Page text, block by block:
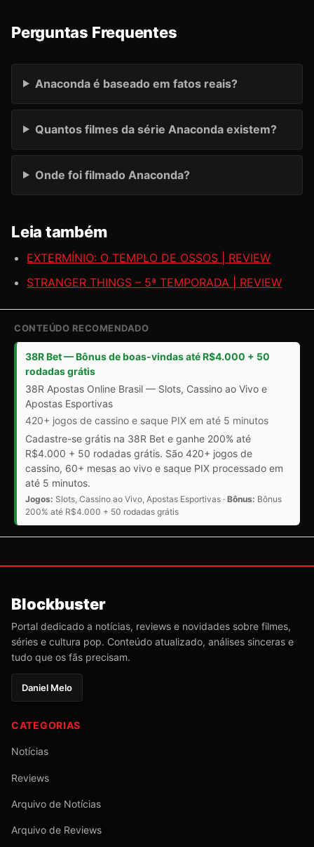
Perguntas Frequentes
Anaconda é baseado em fatos reais?
Quantos filmes da série Anaconda existem?
Onde foi filmado Anaconda?
Leia também
EXTERMÍNIO: O TEMPLO DE OSSOS | REVIEW
STRANGER THINGS – 5ª TEMPORADA | REVIEW
CONTEÚDO RECOMENDADO
38R Bet — Bônus de boas-vindas até R$4.000 + 50
rodadas grátis
38R Apostas Online Brasil — Slots, Cassino ao Vivo e
Apostas Esportivas
420+ jogos de cassino e saque PIX em até 5 minutos
Cadastre-se grátis na 38R Bet e ganhe 200% até
R$4.000 + 50 rodadas grátis. São 420+ jogos de
cassino, 60+ mesas ao vivo e saque PIX processado em
até 5 minutos.
Jogos: Slots, Cassino ao Vivo, Apostas Esportivas · Bônus: Bônus
200% até R$4.000 + 50 rodadas grátis
Blockbuster
Portal dedicado a notícias, reviews e novidades sobre filmes,
séries e cultura pop. Conteúdo atualizado, análises sinceras e
tudo que os fãs precisam.
Daniel Melo
CATEGORIAS
Notícias
Reviews
Arquivo de Notícias
Arquivo de Reviews